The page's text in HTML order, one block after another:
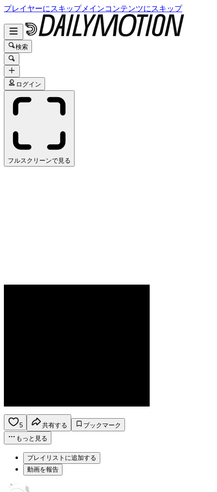
プレイヤーにスキップメインコンテンツにスキップ
検索
ログイン
フルスクリーンで見る
5 共有する
ブックマーク
もっと見る
プレイリストに追加する
動画を報告